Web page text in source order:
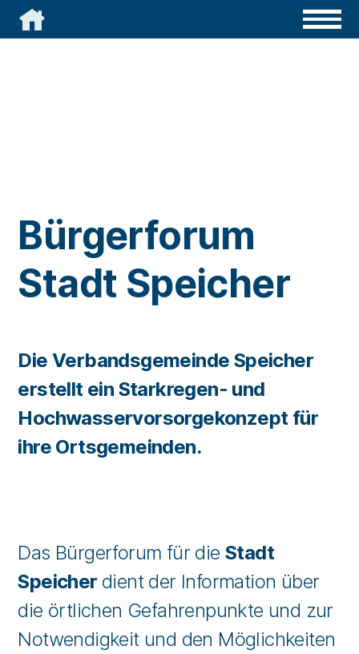

Bürgerforum
Stadt Speicher
Die Verbandsgemeinde Speicher
erstellt ein Starkregen- und
Hochwasservorsorgekonzept für
ihre Ortsgemeinden.
Das Bürgerforum für dieStadt
Speicher dient der Information über
die örtlichen Gefahrenpunkte und zur
Notwendigkeit und den Möglichkeiten